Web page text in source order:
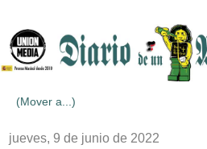
jueves, 9 de junio de 2022